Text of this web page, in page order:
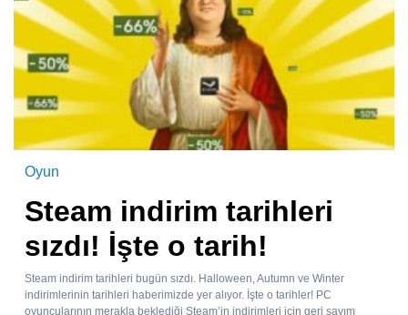
Oyun
Steam indirim tarihleri
sızdı! İşte o tarih!
Steam indirim tarihleri bugün sızdı. Halloween, Autumn ve Winter
indirimlerinin tarihleri haberimizde yer alıyor. İşte o tarihler! PC
oyuncularının merakla beklediği Steam’in indirimleri için geri sayım